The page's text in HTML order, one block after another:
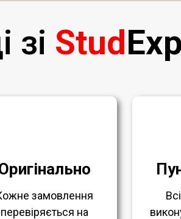
зі Stud
замовлення
перевіряється на